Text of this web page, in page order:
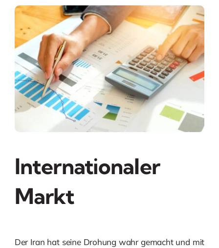
Internationaler
Markt
Der Iran hat seine Drohung wahr gemacht und mit